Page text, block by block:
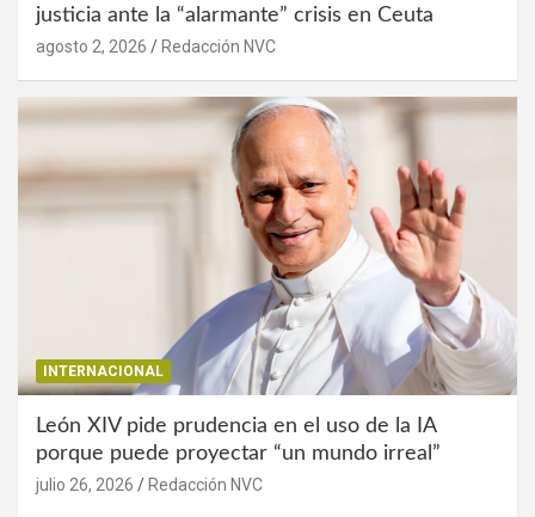
justicia ante la “alarmante” crisis en Ceuta
agosto 2, 2026 Redacción NVC
INTERNACIONAL
León XIV pide prudencia en el uso de la IA
porque puede proyectar “un mundo irreal”
julio 26, 2026 Redacción NVC